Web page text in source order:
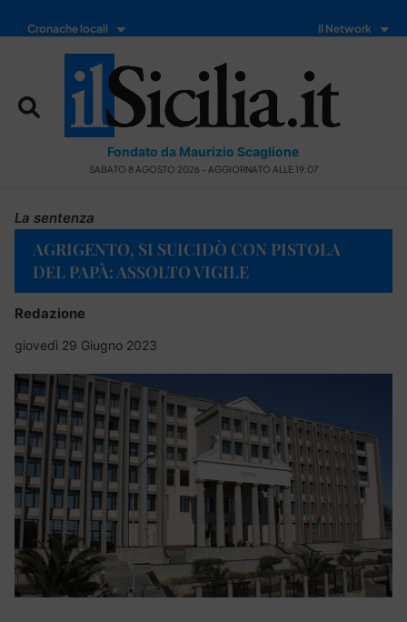
Cronache locali Il Network
Fondato da Maurizio Scaglione
SABATO 8 AGOSTO 2026 - AGGIORNATO ALLE 19:07
La sentenza
AGRIGENTO, SI SUICIDÒ CON PISTOLA
DEL PAPÀ: ASSOLTO VIGILE
Redazione
giovedì 29 Giugno 2023